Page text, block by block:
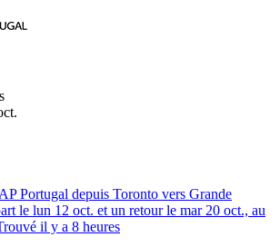
Portugal depuis Toronto vers Grande
le lun 12 oct. et un retour le mar 20 oct., au
il y a 8 heures